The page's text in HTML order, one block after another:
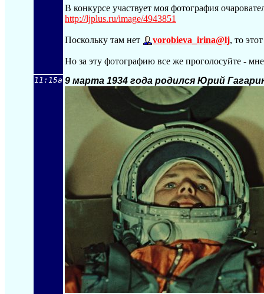
В конкурсе участвует моя фотография
http://ljplus.ru/image/4943851
Поскольку там нет vorobieva_irina@lj, то
Но за эту фотографию все же проголосуйте -
11:15a 9 марта 1934 года родился Юрий